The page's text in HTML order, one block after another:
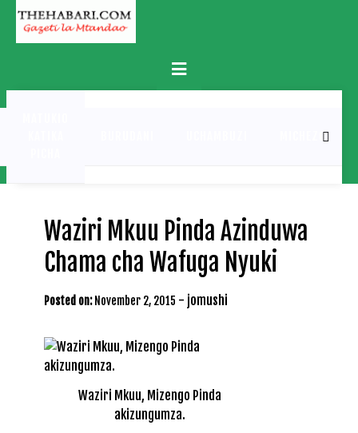
Skip
content
Primary
Menu
MICHEZO
Waziri Mkuu Pinda Azinduwa
Chama cha Wafuga Nyuki
Posted on: November 2, 2015 - jomushi
Waziri Mkuu, Mizengo Pinda
akizungumza.